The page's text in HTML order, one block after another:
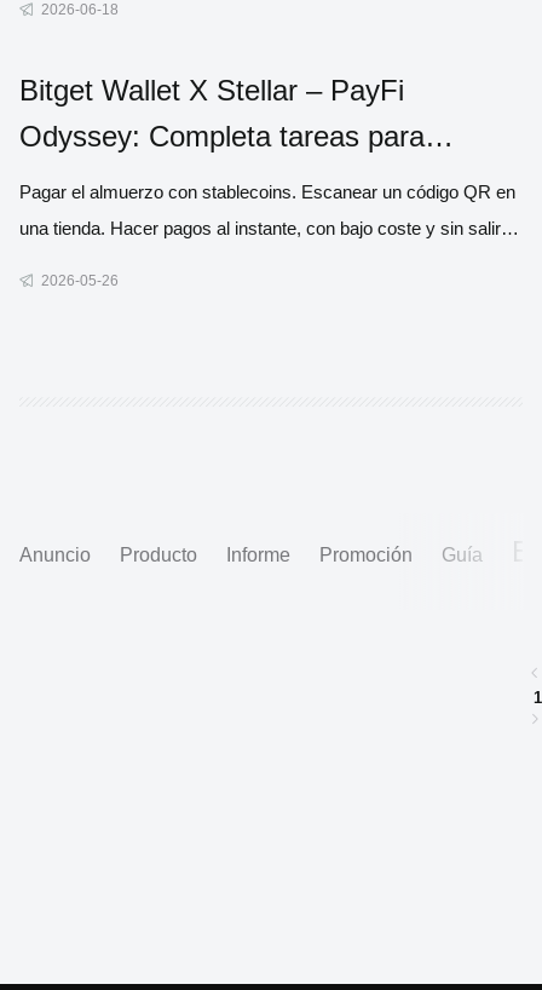
respue
2026-06-18
Bitget Wallet X Stellar – PayFi
Odyssey: Completa tareas para
compartir 300,000$ en recompensas
Pagar el almuerzo con stablecoins. Escanear un código QR en
una tienda. Hacer pagos al instante, con bajo coste y sin salir
2026-05-26
Anuncio Producto Informe Promoción Guía
1